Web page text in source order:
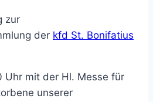
zur
der kfd St. Bonifatius
Uhr mit der Hl. Messe für
unserer